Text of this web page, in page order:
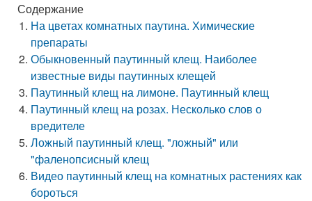
Содержание
На цветах комнатных паутина. Химические
препараты
Обыкновенный паутинный клещ. Наиболее
известные виды паутинных клещей
Паутинный клещ на лимоне. Паутинный клещ
Паутинный клещ на розах. Несколько слов о
вредителе
Ложный паутинный клещ. "ложный" или
"фаленопсисный клещ
Видео паутинный клещ на комнатных растениях как
бороться